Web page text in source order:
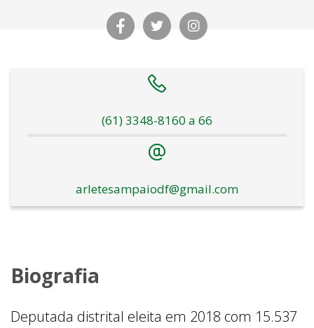
(61) 3348-8160 a 66
arletesampaiodf@gmail.com
Biografia
Deputada distrital eleita em 2018 com 15.537